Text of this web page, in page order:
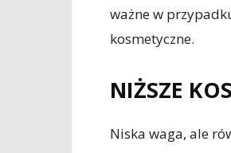
ważne w
kosmetyczne.
NIŻSZE
Niska waga, ale